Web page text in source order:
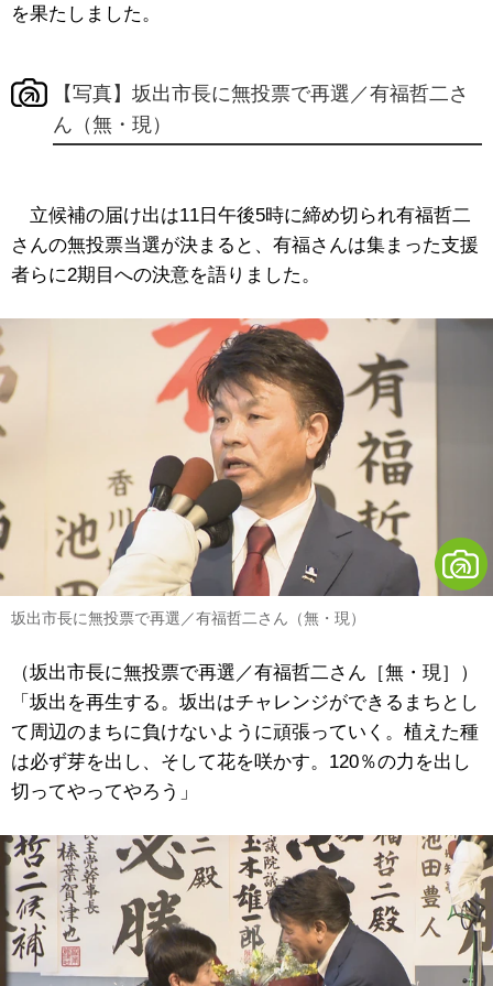
を果たしました。
【写真】坂出市長に無投票で再選／有福哲二さ
ん（無・現）
立候補の届け出は11日午後5時に締め切られ有福哲二
さんの無投票当選が決まると、有福さんは集まった支援
者らに2期目への決意を語りました。
坂出市長に無投票で再選／有福哲二さん（無・現）
（坂出市長に無投票で再選／有福哲二さん［無・現］）
「坂出を再生する。坂出はチャレンジができるまちとし
て周辺のまちに負けないように頑張っていく。植えた種
は必ず芽を出し、そして花を咲かす。120％の力を出し
切ってやってやろう」